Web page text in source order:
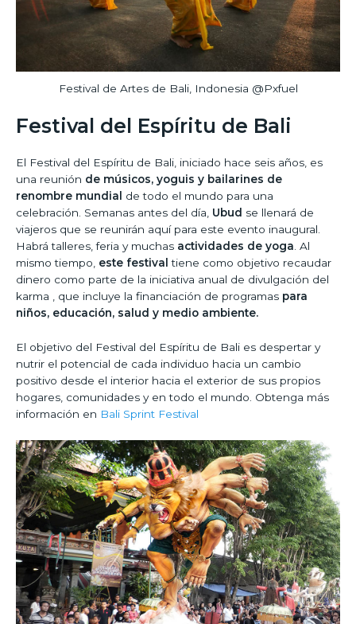
Festival de Artes de Bali, Indonesia @Pxfuel
Festival del Espíritu de Bali
El Festival del Espíritu de Bali, iniciado hace seis años, es
una reunión de músicos, yoguis y bailarines de
renombre mundial de todo el mundo para una
celebración. Semanas antes del día, Ubud se llenará de
viajeros que se reunirán aquí para este evento inaugural.
Habrá talleres, feria y muchas actividades de yoga. Al
mismo tiempo, este festival tiene como objetivo recaudar
dinero como parte de la iniciativa anual de divulgación del
karma , que incluye la financiación de programas para
niños, educación, salud y medio ambiente.
El objetivo del Festival del Espíritu de Bali es despertar y
nutrir el potencial de cada individuo hacia un cambio
positivo desde el interior hacia el exterior de sus propios
hogares, comunidades y en todo el mundo. Obtenga más
información en Bali Sprint Festival